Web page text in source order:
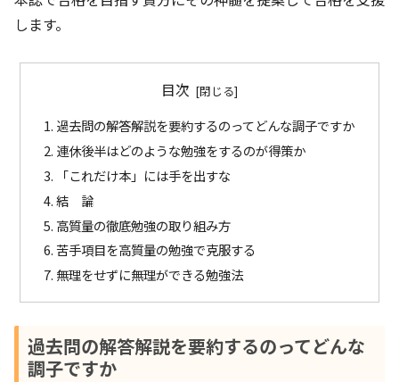
します。
目次
過去問の解答解説を要約するのってどんな調子ですか
連休後半はどのような勉強をするのが得策か
「これだけ本」には手を出すな
結 論
高質量の徹底勉強の取り組み方
苦手項目を高質量の勉強で克服する
無理をせずに無理ができる勉強法
過去問の解答解説を要約するのってどんな
調子ですか